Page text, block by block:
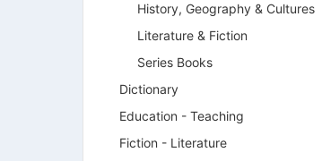
History, Geography & Cultures
Literature & Fiction
Series Books
Dictionary
Education - Teaching
Fiction - Literature